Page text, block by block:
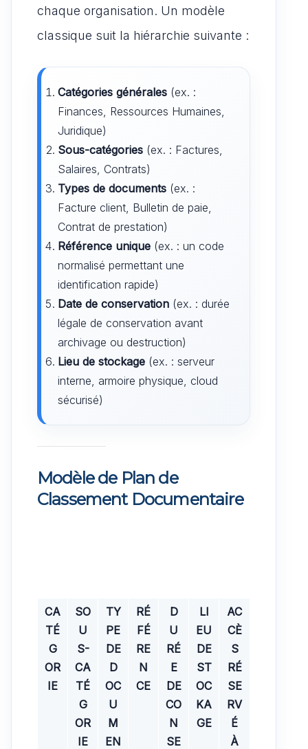
chaque organisation. Un modèle
classique suit la hiérarchie suivante :
Catégories générales (ex. :
Finances, Ressources Humaines,
Juridique)
Sous-catégories (ex. : Factures,
Salaires, Contrats)
Types de documents (ex. :
Facture client, Bulletin de paie,
Contrat de prestation)
Référence unique (ex. : un code
normalisé permettant une
identification rapide)
Date de conservation (ex. : durée
légale de conservation avant
archivage ou destruction)
Lieu de stockage (ex. : serveur
interne, armoire physique, cloud
sécurisé)
Modèle de Plan de
Classement Documentaire
CA
TÉ
G
OR
IE
SO
U
S-
CA
TÉ
G
OR
IE
TY
PE
DE
D
OC
U
M
EN
RÉ
FÉ
RE
N
CE
D
U
RÉ
E
DE
CO
N
SE
LI
EU
DE
ST
OC
KA
GE
AC
CÈ
S
RÉ
SE
RV
É
À